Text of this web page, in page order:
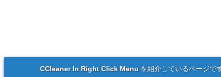
CCleaner In Right Click Menuを紹介しているページで